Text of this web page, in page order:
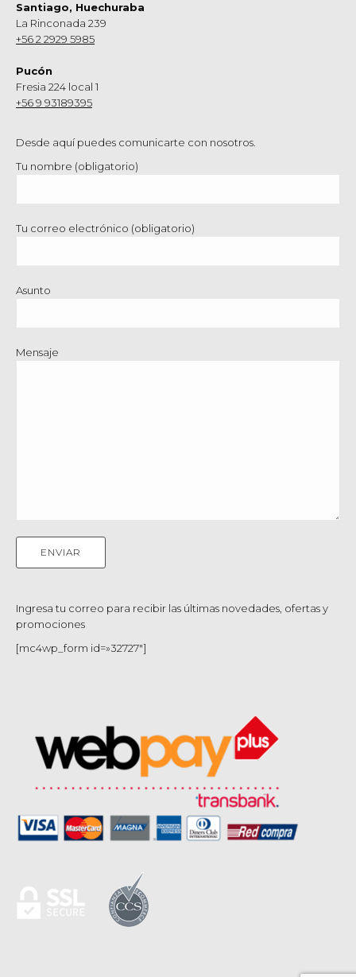
Santiago, Huechuraba
La Rinconada 239
+56 2 2929 5985
Pucón
Fresia 224 local 1
+56 9 93189395
Desde aquí puedes comunicarte con nosotros.
Tu nombre (obligatorio)
Tu correo electrónico (obligatorio)
Asunto
Mensaje
Ingresa tu correo para recibir las últimas novedades, ofertas y
promociones
[mc4wp_form id=»32727″]